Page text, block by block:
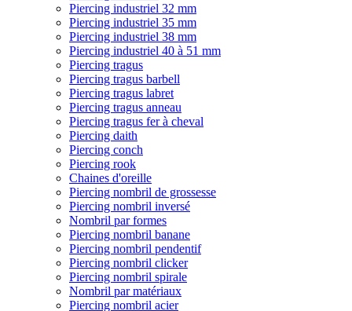
Piercing industriel 32 mm
Piercing industriel 35 mm
Piercing industriel 38 mm
Piercing industriel 40 à 51 mm
Piercing tragus
Piercing tragus barbell
Piercing tragus labret
Piercing tragus anneau
Piercing tragus fer à cheval
Piercing daith
Piercing conch
Piercing rook
Chaines d'oreille
Piercing nombril de grossesse
Piercing nombril inversé
Nombril par formes
Piercing nombril banane
Piercing nombril pendentif
Piercing nombril clicker
Piercing nombril spirale
Nombril par matériaux
Piercing nombril acier